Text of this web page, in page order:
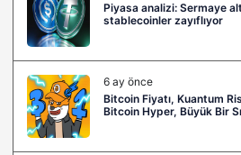
Piyasa analizi: Sermaye
stablecoinler zayıflıyor
6 ay önce
Bitcoin Fiyatı, Kuantum
Bitcoin Hyper, Büyük Bir